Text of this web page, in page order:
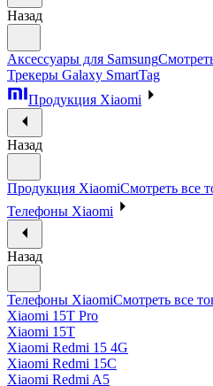
Назад
Аксессуары для Samsung
Трекеры Galaxy SmartTag
Продукция Xiaomi
Назад
Продукция XiaomiСмотреть все
Телефоны Xiaomi
Назад
Телефоны XiaomiСмотреть все
Xiaomi 15T Pro
Xiaomi 15T
Xiaomi Redmi 15 4G
Xiaomi Redmi 15C
Xiaomi Redmi A5